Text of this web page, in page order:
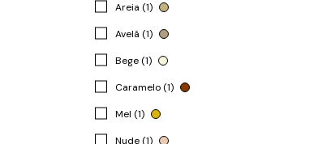
Areia (1)
Avelã (1)
Bege (1)
Caramelo (1)
Mel (1)
Nude (1)